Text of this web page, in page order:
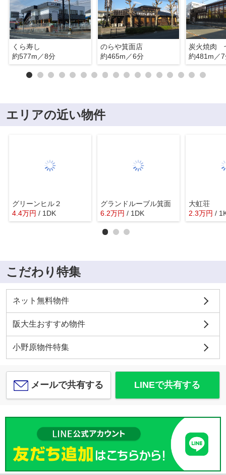
くら寿し
約577m／8分
のらや箕面店
約465m／6分
炭火焼肉
約481m／
エリアの近い物件
グリーンヒル２
4.4万円 / 1DK
グランドルーブル箕面
6.2万円 / 1DK
大虹荘
2.3万円 /
こだわり特集
ネット無料物件
阪大生おすすめ物件
小野原物件特集
メールで共有する LINEで共有する